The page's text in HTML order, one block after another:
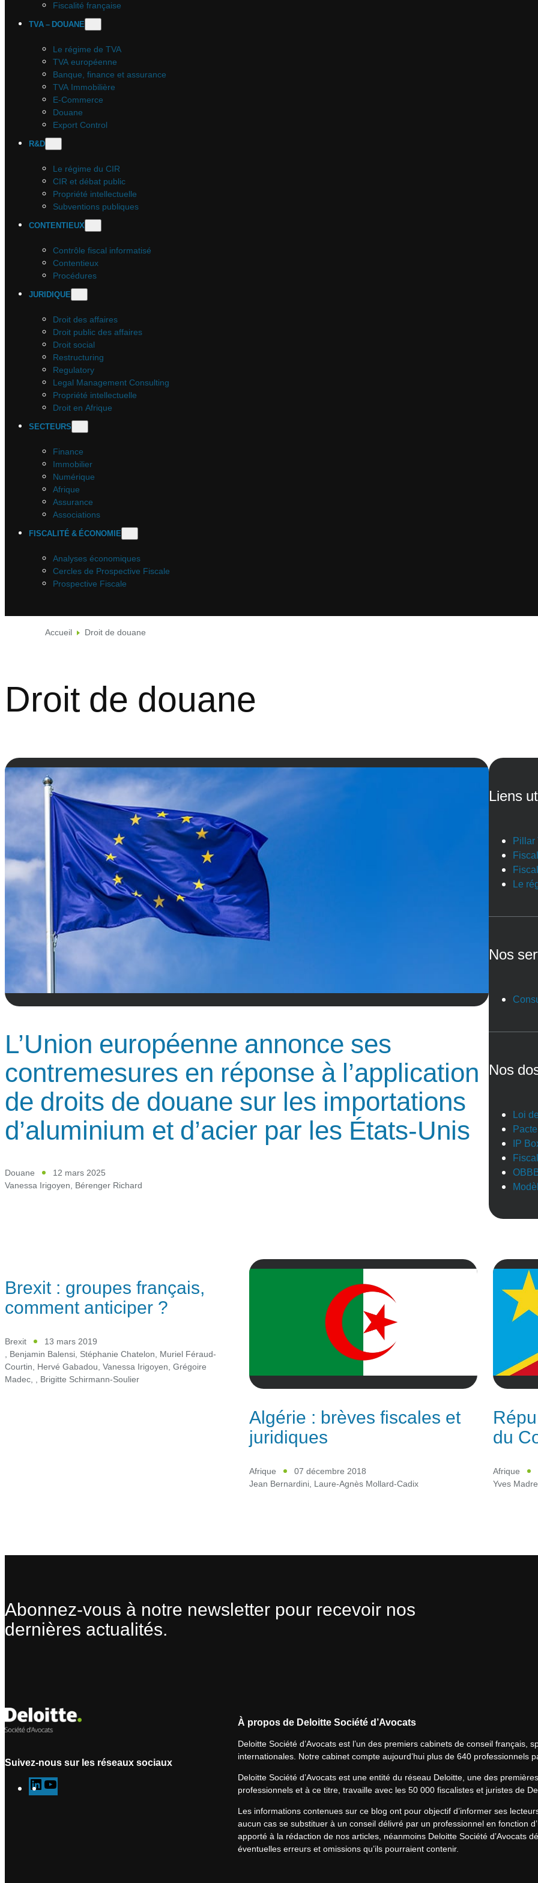
Fiscalité française
TVA – DOUANE
Le régime de TVA
TVA européenne
Banque, finance et assurance
TVA Immobilière
E-Commerce
Douane
Export Control
R&D
Le régime du CIR
CIR et débat public
Propriété intellectuelle
Subventions publiques
CONTENTIEUX
Contrôle fiscal informatisé
Contentieux
Procédures
JURIDIQUE
Droit des affaires
Droit public des affaires
Droit social
Restructuring
Regulatory
Legal Management Consulting
Propriété intellectuelle
Droit en Afrique
SECTEURS
Finance
Immobilier
Numérique
Afrique
Assurance
Associations
FISCALITÉ & ÉCONOMIE
Analyses économiques
Cercles de Prospective Fiscale
Prospective Fiscale
Accueil Droit de douane
Droit de douane
L’Union européenne annonce ses
contremesures en réponse à l’application
de droits de douane sur les importations
d’aluminium et d’acier par les États-Unis
Douane
12 mars 2025
Vanessa Irigoyen, Bérenger Richard
Liens
Pillar
Le
Nos
Nos
Loi
IP
Brexit : groupes français,
comment anticiper ?
Brexit
13 mars 2019
, Benjamin Balensi, Stéphanie Chatelon, Muriel Féraud-
Courtin, Hervé Gabadou, Vanessa Irigoyen, Grégoire
Madec, , Brigitte Schirmann-Soulier
Algérie : brèves fiscales et
juridiques
Afrique
07 décembre 2018
Jean Bernardini, Laure-Agnès Mollard-Cadix
du
Afrique
Yves Madre
Abonnez-vous à notre newsletter pour recevoir nos
dernières actualités.
Suivez-nous sur les réseaux sociaux
L
i
o
À propos de Deloitte Société d’Avocats
Deloitte Société d’Avocats est l’un des premiers cabinets de conseil français,
internationales. Notre cabinet compte aujourd’hui plus de 640 professionnels
Deloitte Société d’Avocats est une entité du réseau Deloitte, une des
professionnels et à ce titre, travaille avec les 50 000 fiscalistes et juristes de
Les informations contenues sur ce blog ont pour objectif d’informer ses
aucun cas se substituer à un conseil délivré par un professionnel en fonction
apporté à la rédaction de nos articles, néanmoins Deloitte Société d’Avocats
éventuelles erreurs et omissions qu’ils pourraient contenir.​